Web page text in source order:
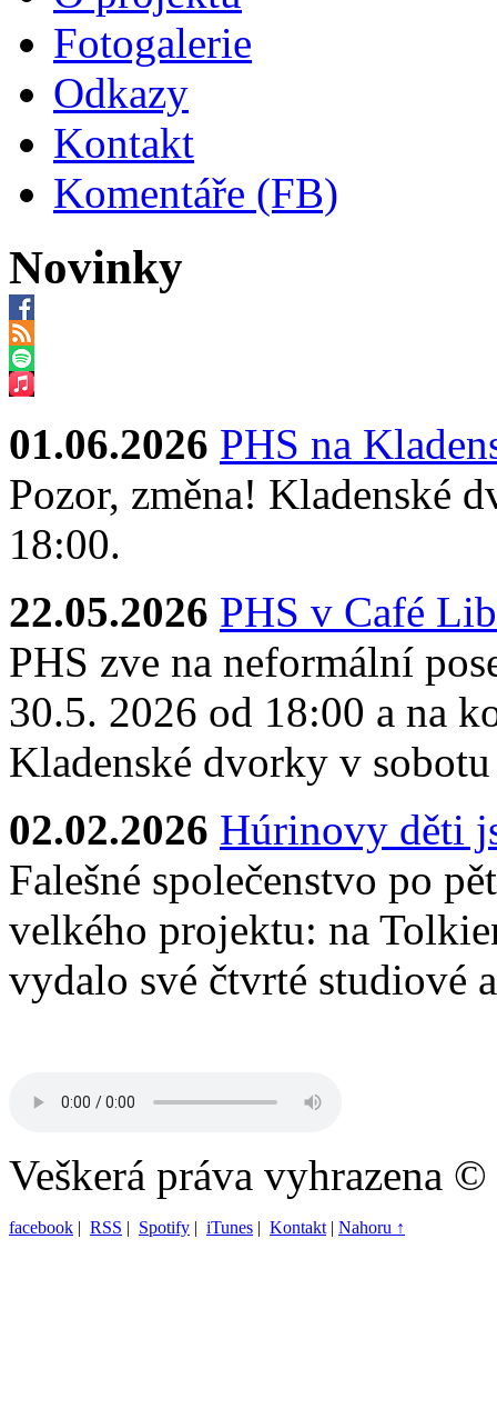
Fotogalerie
Odkazy
Kontakt
Komentáře (FB)
Novinky
01.06.2026 PHS na
Pozor, změna! Kladenské
18:00.
22.05.2026 PHS v Café
PHS zve na neformální
30.5. 2026 od 18:00 a na
Kladenské dvorky v
02.02.2026 Húrinovy děti
Falešné společenstvo po
velkého projektu: na
vydalo své čtvrté studiové
Veškerá práva vyhrazena
facebook | RSS | Spotify | iTunes | Kontakt | Nahoru ↑